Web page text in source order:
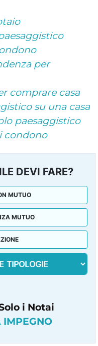
per
comprare casa
su una casa
paesaggistico
condono
DEVI FARE?
MUTUO
MUTUO
i Notai
IMPEGNO